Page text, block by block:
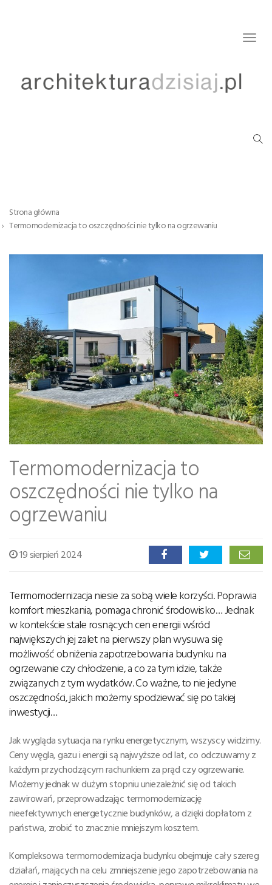
Strona główna
Termomodernizacja to oszczędności nie tylko na ogrzewaniu
Termomodernizacja to
oszczędności nie tylko na
ogrzewaniu
19 sierpień 2024
Termomodernizacja niesie za sobą wiele korzyści. Poprawia
komfort mieszkania, pomaga chronić środowisko… Jednak
w kontekście stale rosnących cen energii wśród
największych jej zalet na pierwszy plan wysuwa się
możliwość obniżenia zapotrzebowania budynku na
ogrzewanie czy chłodzenie, a co za tym idzie, także
związanych z tym wydatków. Co ważne, to nie jedyne
oszczędności, jakich możemy spodziewać się po takiej
inwestycji…
Jak wygląda sytuacja na rynku energetycznym, wszyscy widzimy.
Ceny węgla, gazu i energii są najwyższe od lat, co odczuwamy z
każdym przychodzącym rachunkiem za prąd czy ogrzewanie.
Możemy jednak w dużym stopniu uniezależnić się od takich
zawirowań, przeprowadzając termomodernizację
nieefektywnych energetycznie budynków, a dzięki dopłatom z
państwa, zrobić to znacznie mniejszym kosztem.
Kompleksowa termomodernizacja budynku obejmuje cały szereg
działań, mających na celu zmniejszenie jego zapotrzebowania na